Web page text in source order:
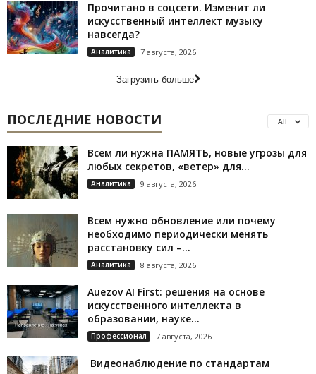
Прочитано в соцсети. Изменит ли
искусственный интеллект музыку
навсегда?
Аналитика 7 августа, 2026
Загрузить больше
ПОСЛЕДНИЕ НОВОСТИ All
Всем ли нужна ПАМЯТЬ, новые угрозы для
любых секретов, «ветер» для...
Аналитика 9 августа, 2026
Всем нужно обновление или почему
необходимо периодически менять
расстановку сил –...
Аналитика 8 августа, 2026
Auezov AI First: решения на основе
искусственного интеллекта в
образовании, науке...
Профессионал 7 августа, 2026
Видеонаблюдение по стандартам